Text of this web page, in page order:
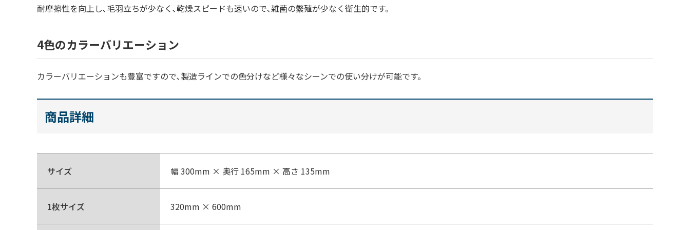
耐摩擦性を向上し､毛羽立ちが少なく､乾燥スピードも速いので､雑菌の繁殖が少なく衛生的です。
4色のカラーバリエーション
カラーバリエーションも豊富ですので､製造ラインでの色分けなど様々なシーンでの使い分けが可能です。
商品詳細
サイズ 幅 300mm × 奥行 165mm × 高さ 135mm
1枚サイズ 320mm × 600mm